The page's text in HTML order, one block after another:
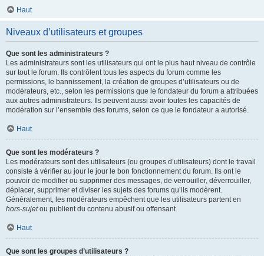
Haut
Niveaux d’utilisateurs et groupes
Que sont les administrateurs ?
Les administrateurs sont les utilisateurs qui ont le plus haut niveau de contrôle
sur tout le forum. Ils contrôlent tous les aspects du forum comme les
permissions, le bannissement, la création de groupes d’utilisateurs ou de
modérateurs, etc., selon les permissions que le fondateur du forum a attribuées
aux autres administrateurs. Ils peuvent aussi avoir toutes les capacités de
modération sur l’ensemble des forums, selon ce que le fondateur a autorisé.
Haut
Que sont les modérateurs ?
Les modérateurs sont des utilisateurs (ou groupes d’utilisateurs) dont le travail
consiste à vérifier au jour le jour le bon fonctionnement du forum. Ils ont le
pouvoir de modifier ou supprimer des messages, de verrouiller, déverrouiller,
déplacer, supprimer et diviser les sujets des forums qu’ils modèrent.
Généralement, les modérateurs empêchent que les utilisateurs partent en
hors-sujetou publient du contenu abusif ou offensant.
Haut
Que sont les groupes d’utilisateurs ?